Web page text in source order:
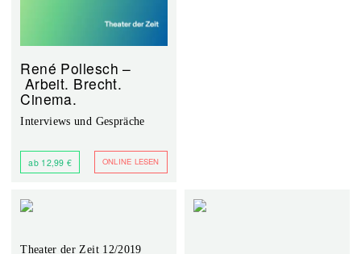
René Pollesch –
Arbeit. Brecht.
Cinema.
Interviews und Gespräche
ab 12,99 € ONLINE LESEN
Theater der Zeit 12/2019